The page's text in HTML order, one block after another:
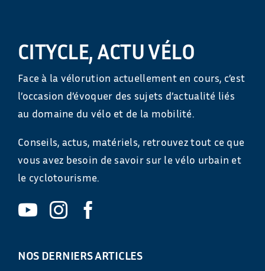
CITYCLE, ACTU VÉLO
Face à la vélorution actuellement en cours, c’est
l’occasion d’évoquer des sujets d’actualité liés
au domaine du vélo et de la mobilité.
Conseils, actus, matériels, retrouvez tout ce que
vous avez besoin de savoir sur le vélo urbain et
le cyclotourisme.
NOS DERNIERS ARTICLES